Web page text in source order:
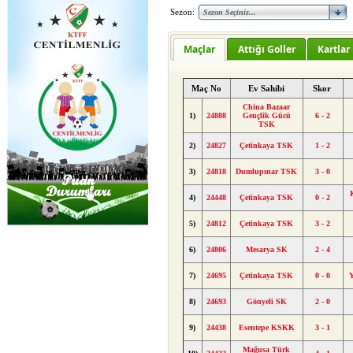
Sezon:
Maçlar Attığı Goller Kartlar
Maç No Ev Sahibi Skor
1) 24888
China Bazaar
Gençlik Gücü
TSK
6 - 2
2) 24827 Çetinkaya TSK 1 - 2
3) 24818 Dumlupınar TSK 3 - 0
4) 24448 Çetinkaya TSK 0 - 2
5) 24812 Çetinkaya TSK 3 - 2
6) 24806 Mesarya SK 2 - 4
7) 24695 Çetinkaya TSK 0 - 0
8) 24693 Gönyeli SK 2 - 0
9) 24438 Esentepe KSKK 3 - 1
Mağusa Türk